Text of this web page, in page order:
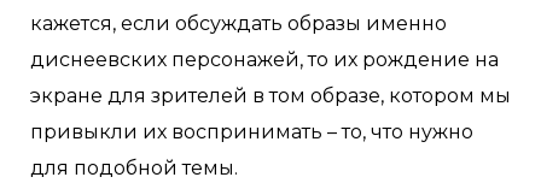
кажется, если обсуждать образы именно
диснеевских персонажей, то их рождение на
экране для зрителей в том образе, котором мы
привыкли их воспринимать – то, что нужно
для подобной темы.